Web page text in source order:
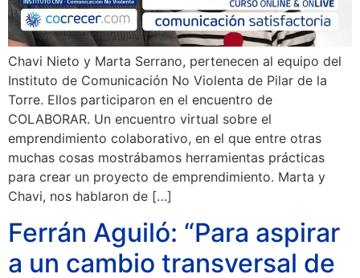
Chavi Nieto y Marta Serrano, pertenecen al equipo del
Instituto de Comunicación No Violenta de Pilar de la
Torre. Ellos participaron en el encuentro de
COLABORAR. Un encuentro virtual sobre el
emprendimiento colaborativo, en el que entre otras
muchas cosas mostrábamos herramientas prácticas
para crear un proyecto de emprendimiento. Marta y
Chavi, nos hablaron de […]
Ferrán Aguiló: “Para aspirar
a un cambio transversal de